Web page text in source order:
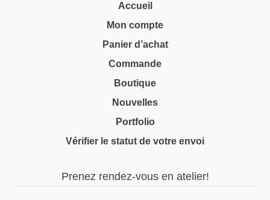
Accueil
Mon compte
Panier d’achat
Commande
Boutique
Nouvelles
Portfolio
Vérifier le statut de votre envoi
Prenez rendez-vous en atelier!